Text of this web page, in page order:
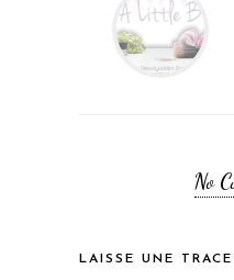
No
LAISSE UNE